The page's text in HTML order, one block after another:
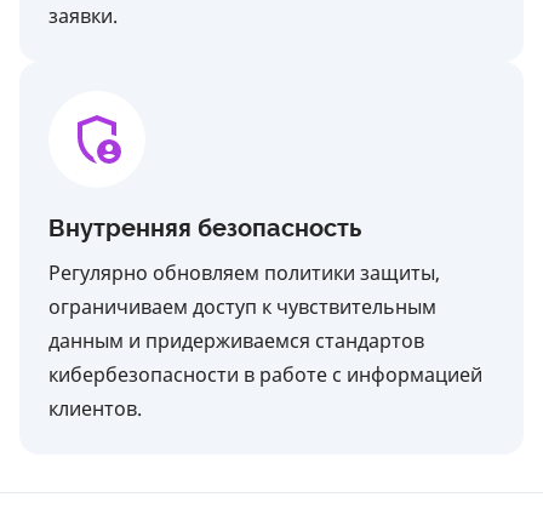
заявки.
Внутренняя безопасность
Регулярно обновляем политики защиты,
ограничиваем доступ к чувствительным
данным и придерживаемся стандартов
кибербезопасности в работе с информацией
клиентов.